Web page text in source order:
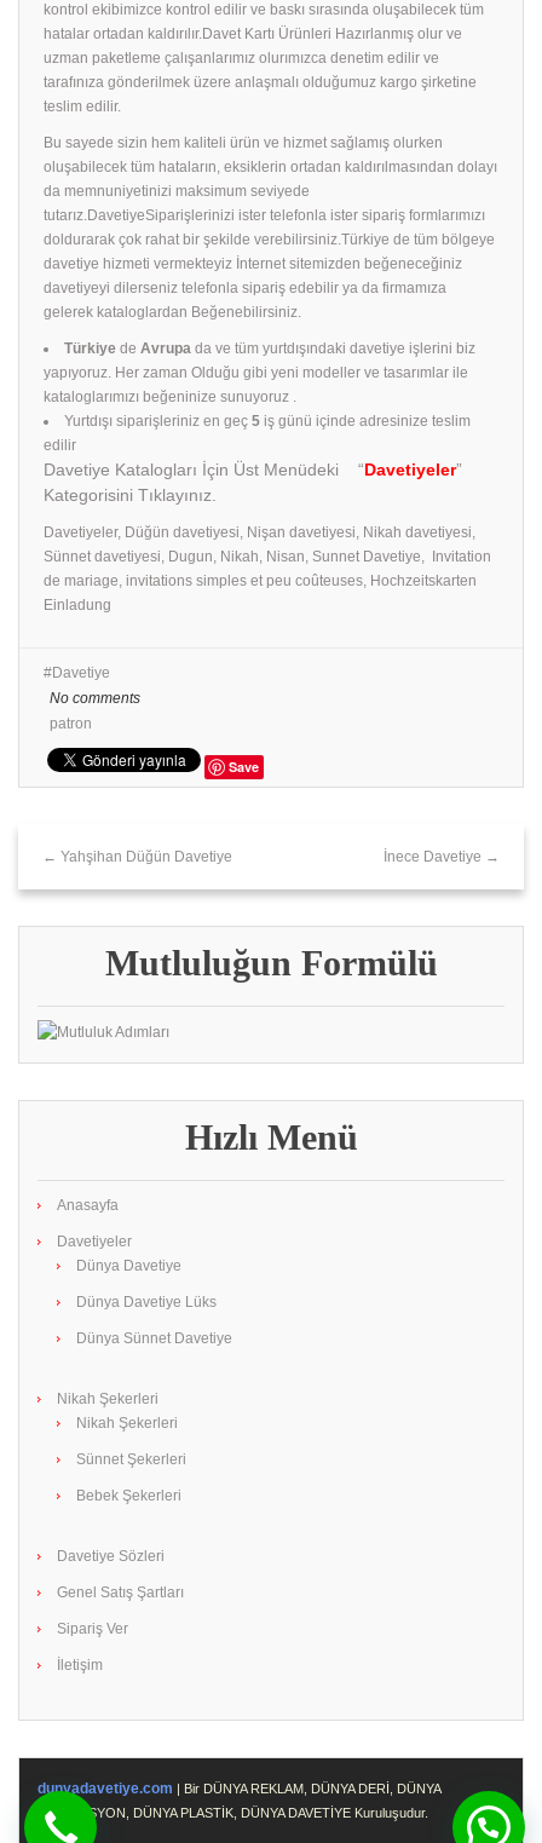
kontrol ekibimizce kontrol edilir ve baskı sırasında oluşabilecek tüm
hatalar ortadan kaldırılır.Davet Kartı Ürünleri Hazırlanmış olur ve
uzman paketleme çalışanlarımız olurımızca denetim edilir ve
tarafınıza gönderilmek üzere anlaşmalı olduğumuz kargo şirketine
teslim edilir.
Bu sayede sizin hem kaliteli ürün ve hizmet sağlamış olurken
oluşabilecek tüm hataların, eksiklerin ortadan kaldırılmasından dolayı
da memnuniyetinizi maksimum seviyede
tutarız.DavetiyeSiparişlerinizi ister telefonla ister sipariş formlarımızı
doldurarak çok rahat bir şekilde verebilirsiniz.Türkiye de tüm bölgeye
davetiye hizmeti vermekteyiz İnternet sitemizden beğeneceğiniz
davetiyeyi dilerseniz telefonla sipariş edebilir ya da firmamıza
gelerek kataloglardan Beğenebilirsiniz.
Türkiye de Avrupa da ve tüm yurtdışındaki davetiye işlerini biz
yapıyoruz. Her zaman Olduğu gibi yeni modeller ve tasarımlar ile
kataloglarımızı beğeninize sunuyoruz .
Yurtdışı siparişleriniz en geç 5 iş günü içinde adresinize teslim
edilir
Davetiye Katalogları İçin Üst Menüdeki “Davetiyeler”
Kategorisini Tıklayınız.
Davetiyeler, Düğün davetiyesi, Nişan davetiyesi, Nikah davetiyesi,
Sünnet davetiyesi, Dugun, Nikah, Nisan, Sunnet Davetiye, Invitation
de mariage, invitations simples et peu coûteuses, Hochzeitskarten
Einladung
Davetiye
No comments
patron
Save
← Yahşihan Düğün Davetiye İnece Davetiye →
Mutluluğun Formülü
Hızlı Menü
Anasayfa
Davetiyeler
Dünya Davetiye
Dünya Davetiye Lüks
Dünya Sünnet Davetiye
Nikah Şekerleri
Nikah Şekerleri
Sünnet Şekerleri
Bebek Şekerleri
Davetiye Sözleri
Genel Satış Şartları
Sipariş Ver
İletişim
dunyadavetiye.com | Bir DÜNYA REKLAM, DÜNYA DERİ, DÜNYA
PROMOSYON, DÜNYA PLASTİK, DÜNYA DAVETİYE Kuruluşudur.